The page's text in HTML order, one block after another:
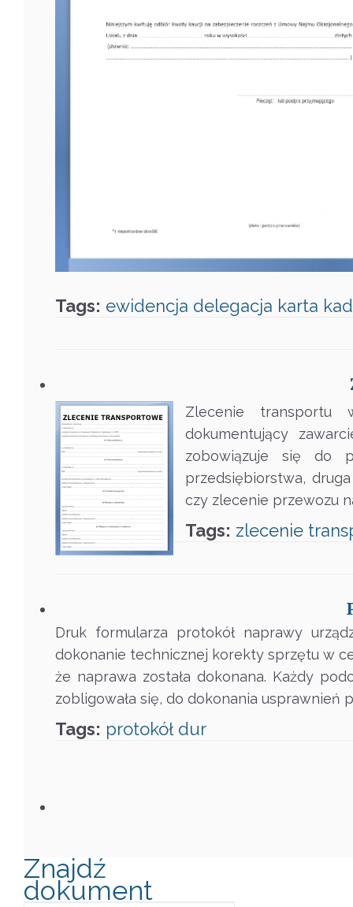
Tags: ewidencja delegacja karta
Zlecenie transportu
dokumentujący
zobowiązuje się do
przedsiębiorstwa,
czy zlecenie przewozu
Tags: zlecenie
Druk formularza protokół naprawy
dokonanie technicznej korekty sprzętu w
że naprawa została dokonana. Każdy
zobligowała się, do dokonania usprawnień
Tags: protokół dur
Znajdź
dokument